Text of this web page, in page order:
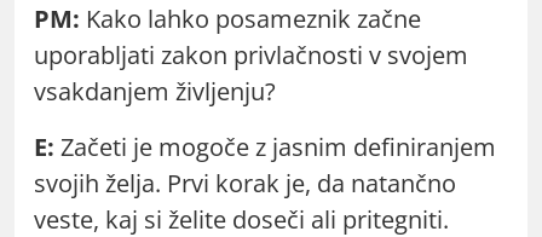
PM: Kako lahko posameznik začne
uporabljati zakon privlačnosti v svojem
vsakdanjem življenju?
E: Začeti je mogoče z jasnim definiranjem
svojih želja. Prvi korak je, da natančno
veste, kaj si želite doseči ali pritegniti.